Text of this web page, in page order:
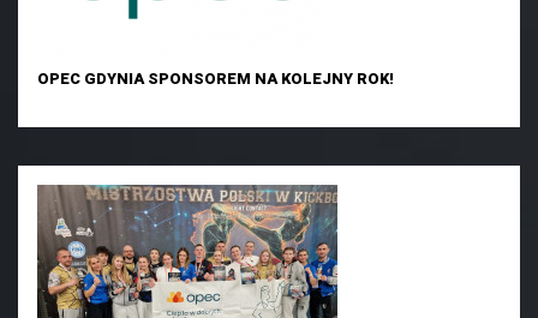
OPEC GDYNIA SPONSOREM NA KOLEJNY ROK!